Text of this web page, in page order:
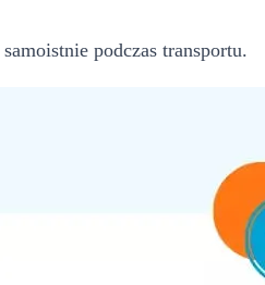
podczas transportu.